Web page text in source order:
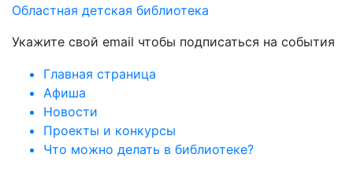
Областная детская библиотека
Укажите свой email чтобы подписаться на события
Главная страница
Афиша
Новости
Проекты и конкурсы
Что можно делать в библиотеке?